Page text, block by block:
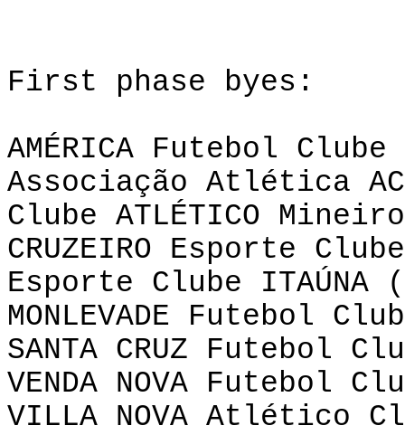
First phase byes :
AMÉRICA Futebol
Associação Atlética
Clube ATLÉTICO
CRUZEIRO Esporte
Esporte Clube ITAÚNA (
MONLEVADE Futebol
SANTA CRUZ Futebol
VENDA NOVA Futebol
VILLA NOVA Atlético